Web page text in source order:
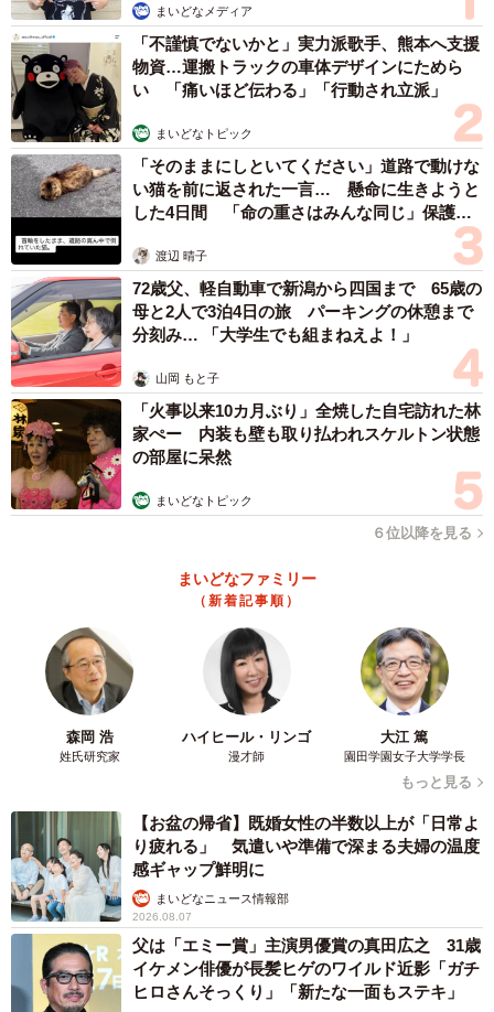
まいどなメディア
「不謹慎でないかと」実力派歌手、熊本へ支援
物資…運搬トラックの車体デザインにためら
い 「痛いほど伝わる」「行動され立派」
まいどなトピック
「そのままにしといてください」道路で動けな
い猫を前に返された一言… 懸命に生きようと
した4日間 「命の重さはみんな同じ」保護団
渡辺 晴子
72歳父、軽自動車で新潟から四国まで 65歳の
母と2人で3泊4日の旅 パーキングの休憩まで
分刻み… 「大学生でも組まねえよ！」
山岡 もと子
「火事以来10カ月ぶり」全焼した自宅訪れた林
家ぺー 内装も壁も取り払われスケルトン状態
の部屋に呆然
まいどなトピック
６位以降を見る
まいどなファミリー
（新着記事順）
森岡 浩
姓氏研究家
ハイヒール・リンゴ
漫才師
大江 篤
園田学園女子大学学長
もっと見る
【お盆の帰省】既婚女性の半数以上が「日常よ
り疲れる」 気遣いや準備で深まる夫婦の温度
感ギャップ鮮明に
まいどなニュース情報部
2026.08.07
父は「エミー賞」主演男優賞の真田広之 31歳
イケメン俳優が長髪ヒゲのワイルド近影「ガチ
ヒロさんそっくり」「新たな一面もステキ」